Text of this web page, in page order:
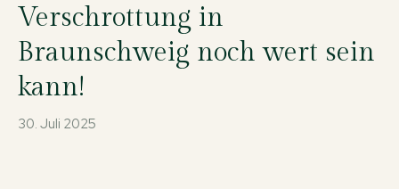
Verschrottung in
Braunschweig noch wert sein
kann!
30. Juli 2025